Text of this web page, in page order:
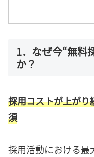
1．なぜ今“無料
か？
採用コストが上が
須
採用活動における最